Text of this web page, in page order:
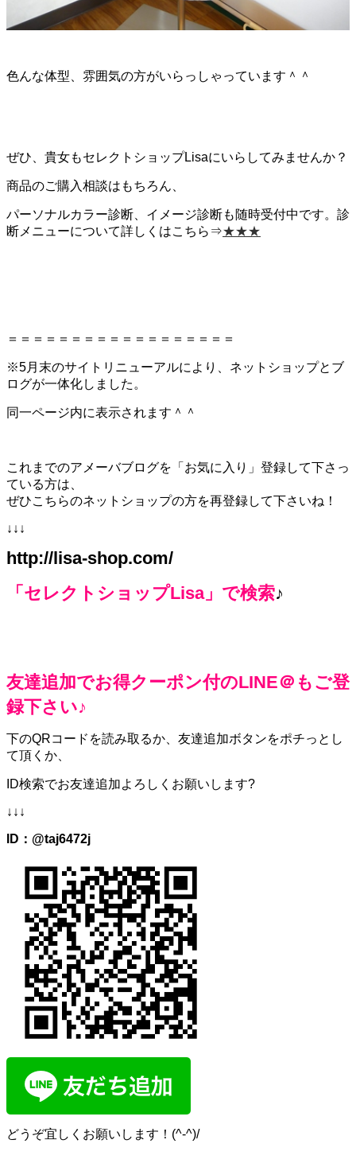
色んな体型、雰囲気の方がいらっしゃっています＾＾
ぜひ、貴女もセレクトショップLisaにいらしてみませんか？
商品のご購入相談はもちろん、
パーソナルカラー診断、イメージ診断も随時受付中です。診
断メニューについて詳しくはこちら⇒★★★
＝＝＝＝＝＝＝＝＝＝＝＝＝＝＝＝＝＝
※5月末のサイトリニューアルにより、ネットショップとブ
ログが一体化しました。
同一ページ内に表示されます＾＾
これまでのアメーバブログを「お気に入り」登録して下さっ
ている方は、
ぜひこちらのネットショップの方を再登録して下さいね！
↓↓↓
http://lisa-shop.com/
「セレクトショップLisa」で検索♪
友達追加でお得クーポン付のLINE＠もご登
録下さい♪
下のQRコードを読み取るか、 友達追加ボタンをポチっとし
て頂くか、
ID検索でお友達追加よろしくお願いします?
↓↓↓
ID：@taj6472j
どうぞ宜しくお願いします！(^-^)/